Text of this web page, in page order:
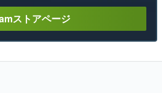
ストアページ